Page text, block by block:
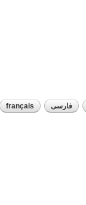
français فارسی